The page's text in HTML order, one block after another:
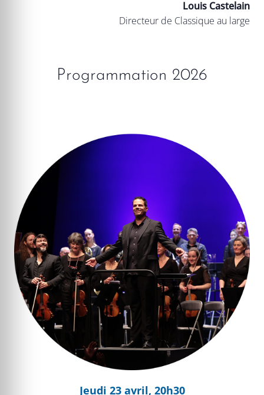
Louis Castelain
Directeur de Classique au large
Programmation 2026
Jeudi 23 avril, 20h30